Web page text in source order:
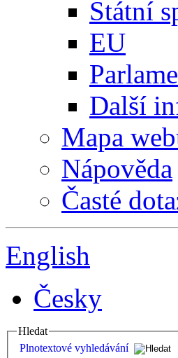
Státní
EU
Další
Mapa
Nápověda
Časté
English
Česky
Hledat
Plnotextové vyhledávání